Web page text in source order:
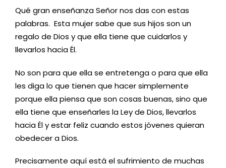
Qué gran enseñanza Señor nos das con estas
palabras. Esta mujer sabe que sus hijos son un
regalo de Dios y que ella tiene que cuidarlos y
llevarlos hacia Él.
No son para que ella se entretenga o para que ella
les diga lo que tienen que hacer simplemente
porque ella piensa que son cosas buenas, sino que
ella tiene que enseñarles la Ley de Dios, llevarlos
hacia Él y estar feliz cuando estos jóvenes quieran
obedecer a Dios.
Precisamente aquí está el sufrimiento de muchas